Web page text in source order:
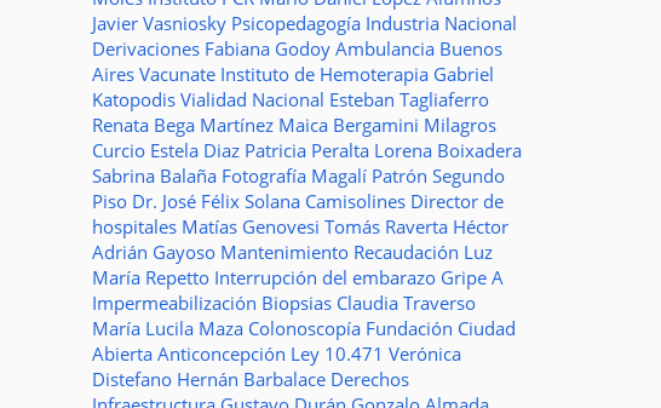
Javier Vasniosky Psicopedagogía Industria Nacional
Derivaciones Fabiana Godoy Ambulancia Buenos
Aires Vacunate Instituto de Hemoterapia Gabriel
Katopodis Vialidad Nacional Esteban Tagliaferro
Renata Bega Martínez Maica Bergamini Milagros
Curcio Estela Diaz Patricia Peralta Lorena Boixadera
Sabrina Balaña Fotografía Magalí Patrón Segundo
Piso Dr. José Félix Solana Camisolines Director de
hospitales Matías Genovesi Tomás Raverta Héctor
Adrián Gayoso Mantenimiento Recaudación Luz
María Repetto Interrupción del embarazo Gripe A
Impermeabilización Biopsias Claudia Traverso
María Lucila Maza Colonoscopía Fundación Ciudad
Abierta Anticoncepción Ley 10.471 Verónica
Distefano Hernán Barbalace Derechos